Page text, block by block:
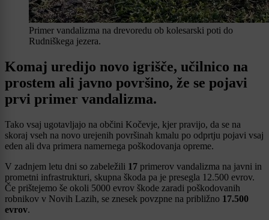
Primer vandalizma na drevoredu ob kolesarski poti do
Rudniškega jezera.
Komaj uredijo novo igrišče, učilnico na
prostem ali javno površino, že se pojavi
prvi primer vandalizma.
Tako vsaj ugotavljajo na občini Kočevje, kjer pravijo, da se na
skoraj vseh na novo urejenih površinah kmalu po odprtju pojavi vsaj
eden ali dva primera namernega poškodovanja opreme.
V zadnjem letu dni so zabeležili 17 primerov vandalizma na javni in
prometni infrastrukturi, skupna škoda pa je presegla 12.500 evrov.
Če prištejemo še okoli 5000 evrov škode zaradi poškodovanih
robnikov v Novih Lazih, se znesek povzpne na približno 17.500
evrov.